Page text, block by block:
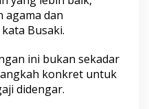
agama dan
Busaki.
ini bukan sekadar
konkret untuk
didengar.